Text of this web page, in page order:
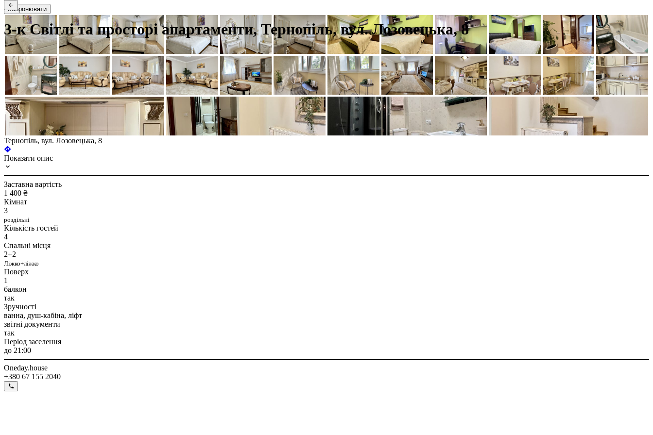
3-к Світлі та просторі апартаменти, Тернопіль, вул. Лозовецька, 8
Забронювати
Тернопіль, вул. Лозовецька, 8
Показати опис
Заставна вартість
1 400 ₴
Кімнат
3
роздільні
Кількість гостей
4
Спальні місця
2+2
Ліжко+ліжко
Поверх
1
балкон
так
Зручності
ванна, душ-кабіна, ліфт
звітні документи
так
Період заселення
до 21:00
Oneday.house
+380 67 155 2040